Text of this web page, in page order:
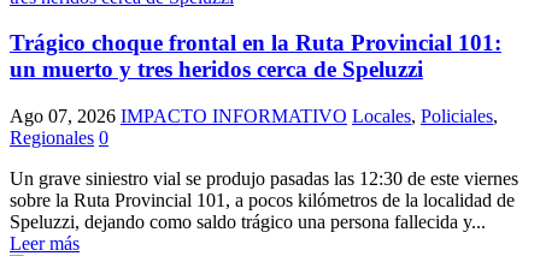
Trágico choque frontal en la Ruta Provincial 101:
un muerto y tres heridos cerca de Speluzzi
Ago 07, 2026 IMPACTO INFORMATIVO Locales, Policiales,
Regionales 0
Un grave siniestro vial se produjo pasadas las 12:30 de este viernes
sobre la Ruta Provincial 101, a pocos kilómetros de la localidad de
Speluzzi, dejando como saldo trágico una persona fallecida y...
Leer más